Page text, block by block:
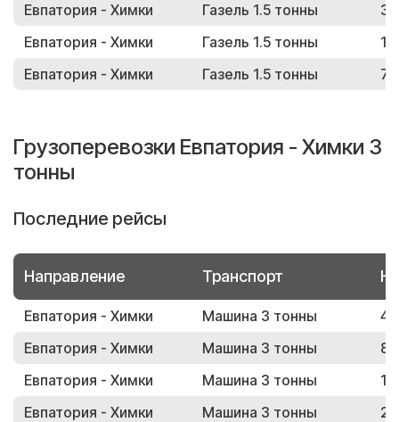
Евпатория - Химки Газель 1.5 тонны
Евпатория - Химки
Газель 1.5 тонны
Евпатория - Химки
Газель 1.5 тонны
Грузоперевозки Евпатория - Химки 3
тонны
Последние рейсы
Направление Транспорт
Евпатория - Химки Машина 3 тонны
Евпатория - Химки
Машина 3 тонны
Евпатория - Химки
Машина 3 тонны
Евпатория - Химки
Машина 3 тонны